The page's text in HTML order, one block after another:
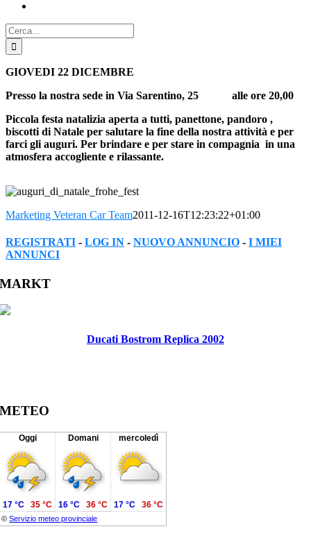
Cerca
per:
GIOVEDI 22 DICEMBRE
Presso la nostra sede in Via Sarentino, 25 alle ore 20,00
Piccola festa natalizia aperta a tutti, panettone, pandoro ,
biscotti di Natale per salutare la fine della nostra attività e per
farci gli auguri. Per brindare e per stare in compagnia in una
atmosfera accogliente e rilassante.
Marketing Veteran Car Team2011-12-16T12:23:22+01:00
REGISTRATI - LOG IN - NUOVO ANNUNCIO - I MIEI
ANNUNCI
Facebook
Twitter
Reddit
LinkedIn
WhatsApp
Tumblr
Pinterest
Vk
Xing
Email
MARKT
Ducati Bostrom Replica 2002
METEO
Oggi Domani mercoledì
©Servizio meteo provinciale
17 °C 35 °C 16 °C 36 °C 17 °C 36 °C